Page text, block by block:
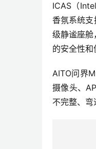
ICAS（
香氛系统
级静谧座
的安全性和
AITO问界
摄像头、
不完整、弯